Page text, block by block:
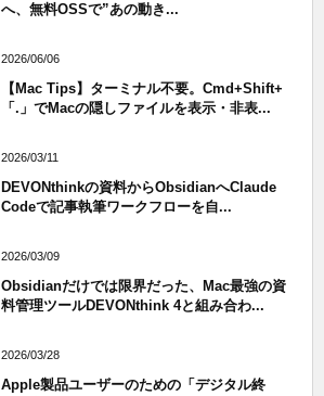
へ、無料OSSで”あの動き...
2026/06/06
【Mac Tips】ターミナル不要。Cmd+Shift+
「.」でMacの隠しファイルを表示・非表...
2026/03/11
DEVONthinkの資料からObsidianへClaude
Codeで記事執筆ワークフローを自...
2026/03/09
Obsidianだけでは限界だった、Mac最強の資
料管理ツールDEVONthink 4と組み合わ...
2026/03/28
Apple製品ユーザーのための「デジタル終